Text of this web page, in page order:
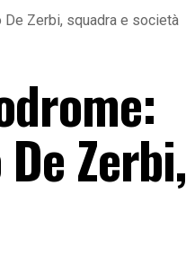
Zerbi, squadra e società
Zerbi,